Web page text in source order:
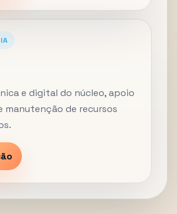
e digital do núcleo, apoio
manutenção de recursos